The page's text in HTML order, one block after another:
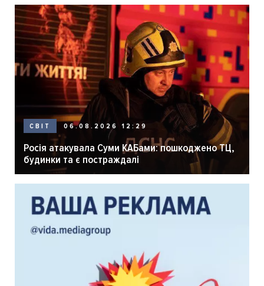
СВІТ 06.08.2026 12:29
Росія атакувала Суми КАБами: пошкоджено ТЦ,
будинки та є постраждалі